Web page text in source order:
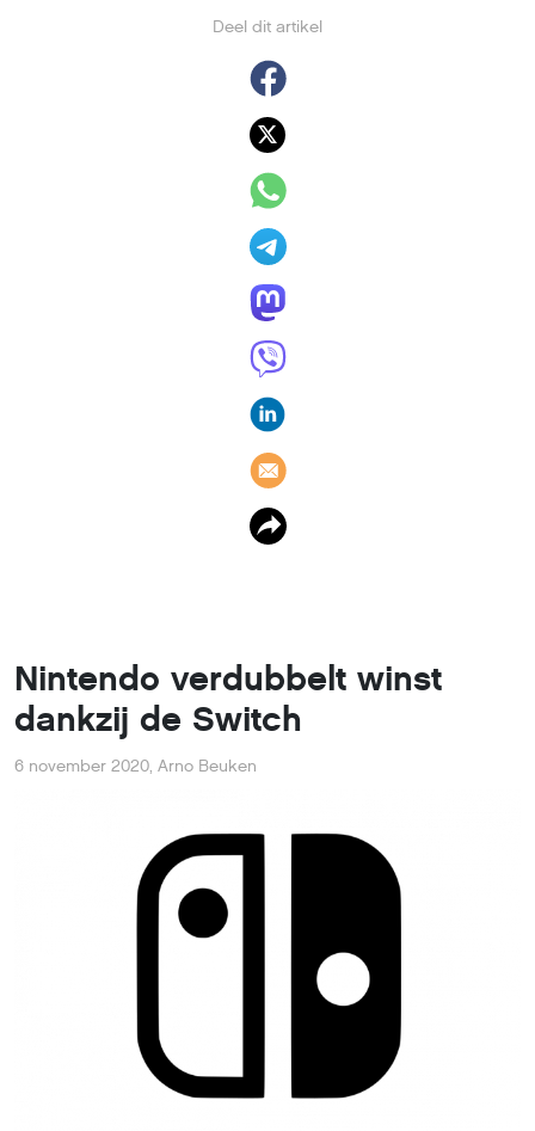
Deel dit artikel
Nintendo verdubbelt winst
dankzij de Switch
6 november 2020, Arno Beuken